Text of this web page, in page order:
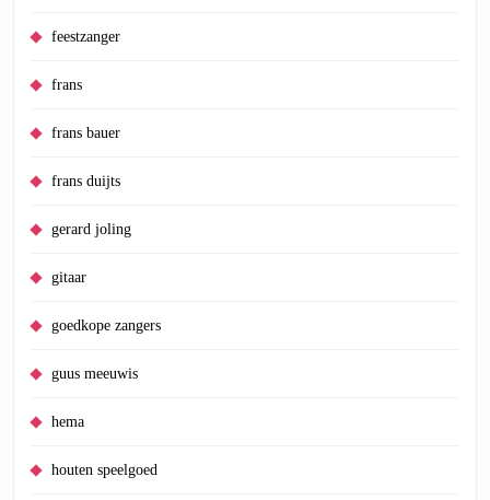
feestzanger
frans
frans bauer
frans duijts
gerard joling
gitaar
goedkope zangers
guus meeuwis
hema
houten speelgoed